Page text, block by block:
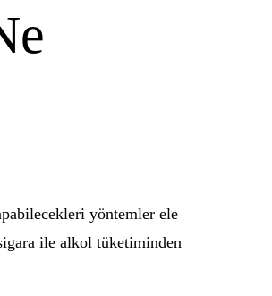
yöntemler ele
ile alkol tüketiminden